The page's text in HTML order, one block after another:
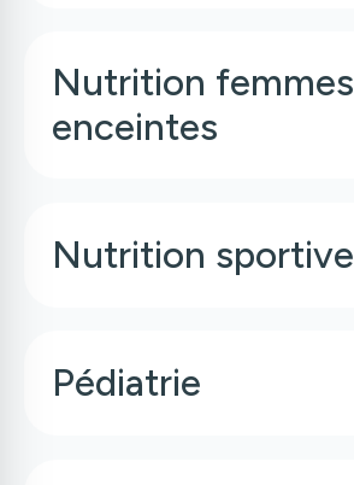
Nutrition femmes
enceintes
Nutrition sportive
Pédiatrie